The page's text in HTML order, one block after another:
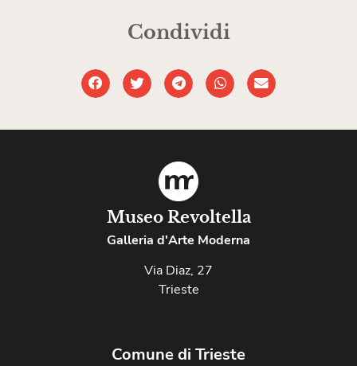
Condividi
Museo Revoltella
Galleria d'Arte Moderna
Via Diaz, 27
Trieste
Comune di Trieste